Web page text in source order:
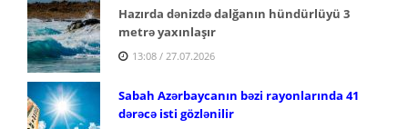
Hazırda dənizdə dalğanın hündürlüyü 3
metrə yaxınlaşır
13:08 / 27.07.2026
Sabah Azərbaycanın bəzi rayonlarında 41
dərəcə isti gözlənilir